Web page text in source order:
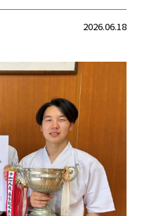
2026.06.18